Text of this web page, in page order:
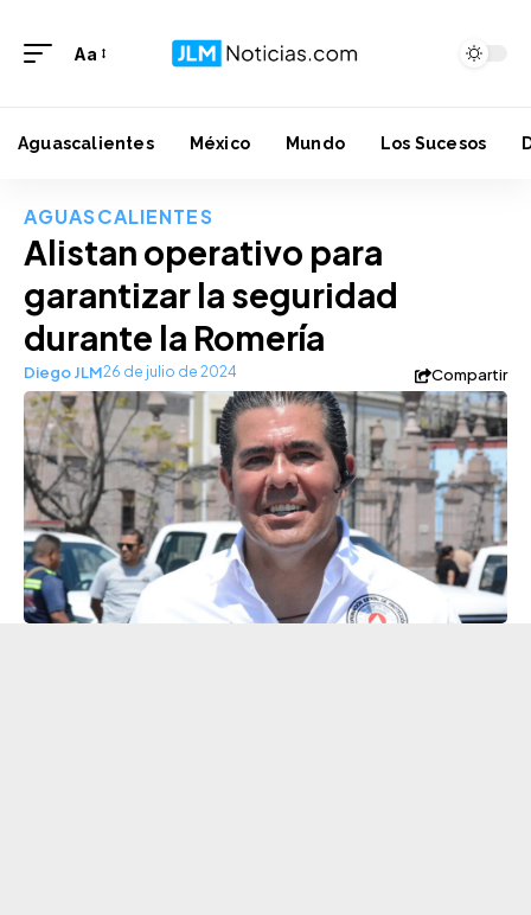
Aa
Aguascalientes México Mundo Los Sucesos
AGUASCALIENTES
Alistan operativo para
garantizar la seguridad
durante la Romería
Diego JLM26 de julio de 2024 Compartir